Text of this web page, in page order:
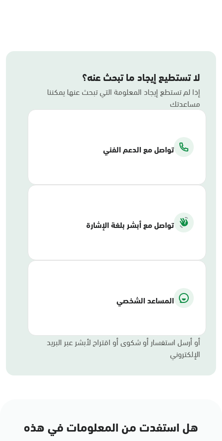
لا تستطيع إيجاد ما تبحث عنه؟
إذا لم تستطع إيجاد المعلومة التي تبحث عنها يمكننا
مساعدتك
تواصل مع الدعم الفني
تواصل مع أبشر بلغة الإشارة
المساعد الشخصي
أو أرسل استفسار أو شكوى أو اقتراح لأبشر عبر البريد
الإلكتروني
هل استفدت من المعلومات في هذه